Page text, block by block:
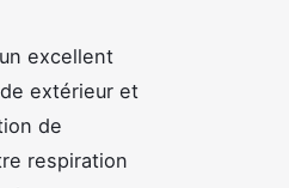
excellent
extérieur et
de
respiration